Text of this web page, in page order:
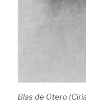
Blas de Otero